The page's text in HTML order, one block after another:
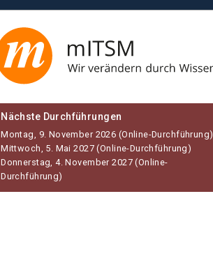
Nächste Durchführungen
Montag, 9. November 2026 (Online-Durchführung)
Mittwoch, 5. Mai 2027 (Online-Durchführung)
Donnerstag, 4. November 2027 (Online-
Durchführung)